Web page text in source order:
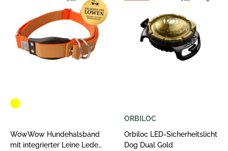
WowWow Hundehalsband
mit integrierter Leine Leder
ORBILOC
Orbiloc LED-Sicherheitslicht
Dog Dual Gold